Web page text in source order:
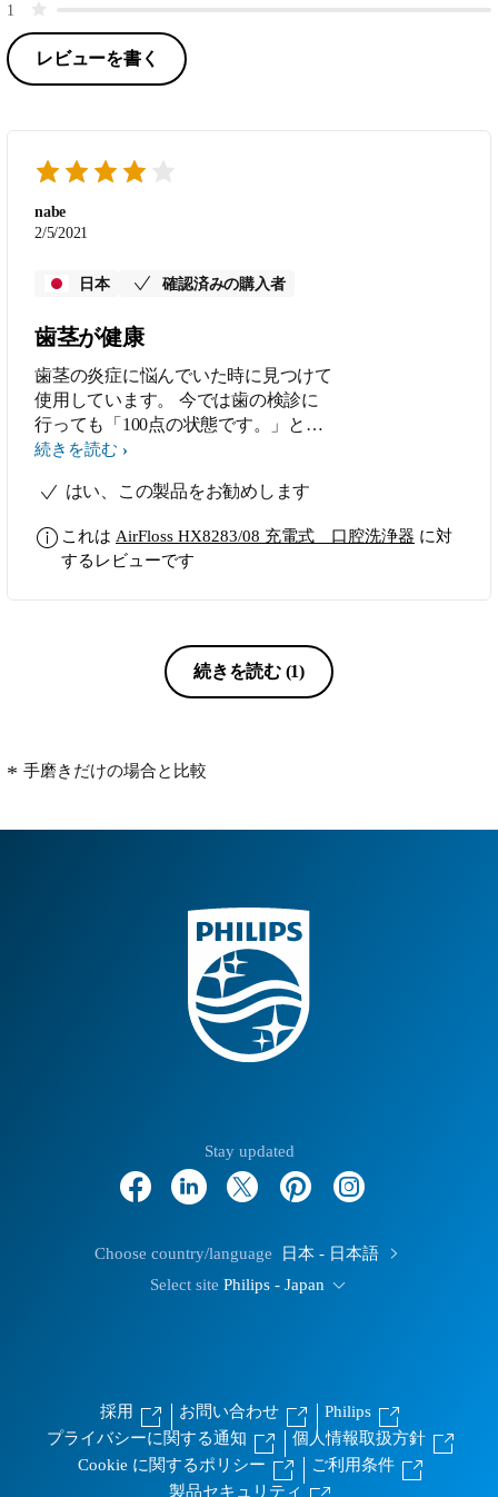
1
レビューを書く
nabe
2/5/2021
日本 確認済みの購入者
歯茎が健康
歯茎の炎症に悩んでいた時に見つけて
使用しています。 今では歯の検診に
行っても「100点の状態です。」と太
鼓判を終われるようになりました。
続きを読む
はい、この製品をお勧めします
これは AirFloss HX8283/08 充電式 口腔洗浄器 に対
するレビューです
続きを読む (1)
手磨きだけの場合と比較
Stay updated
Choose country/language
日本 - 日本語
Select site Philips - Japan
採用 お問い合わせ
Philips
プライバシーに関する通知
個人情報取扱方針
Cookie に関するポリシー
ご利用条件
製品セキュリティ